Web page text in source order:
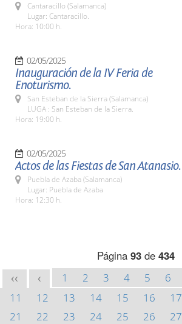
Cantaracillo (Salamanca)
Lugar: Cantaracillo.
Hora: 10:00 h.
02/05/2025
Inauguración de la IV Feria de
Enoturismo.
San Esteban de la Sierra (Salamanca)
LUGA : San Esteban de la Sierra.
Hora: 19:00 h.
02/05/2025
Actos de las Fiestas de San Atanasio.
Puebla de Azaba (Salamanca)
Lugar: Puebla de Azaba
Hora: 12:30 h.
Página 93 de 434
<< < 1 2 3 4 5 6
11
12 13 14 15 16 17
21
22 23 24 25 26 27